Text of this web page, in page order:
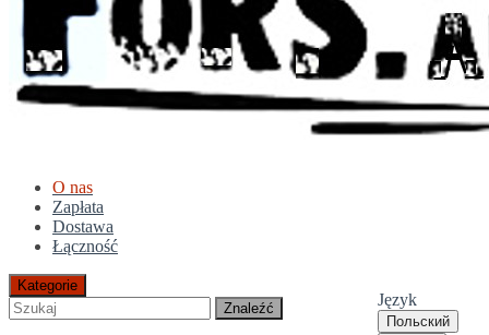
O nas
Zapłata
Dostawa
Łączność
Język
Польский
Kategorie
Znaleźć